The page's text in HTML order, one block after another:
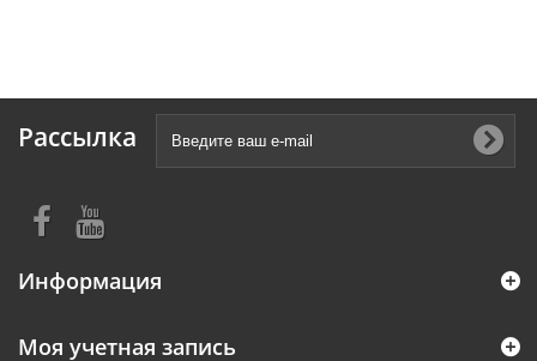
Рассылка
Информация
Моя учетная запись